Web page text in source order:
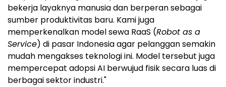
bekerja layaknya manusia dan berperan sebagai
sumber produktivitas baru. Kami juga
memperkenalkan model sewa RaaS (Robot as a
Service) di pasar Indonesia agar pelanggan semakin
mudah mengakses teknologi ini. Model tersebut juga
mempercepat adopsi AI berwujud fisik secara luas di
berbagai sektor industri."